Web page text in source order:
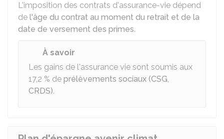
L'imposition des contrats d'assurance-vie dépend
de l'âge du contrat au moment du retrait et de la
date de versement des primes.
À savoir
Les gains de l'assurance vie sont soumis aux
17,2 % de prélèvements sociaux (CSG,
CRDS).